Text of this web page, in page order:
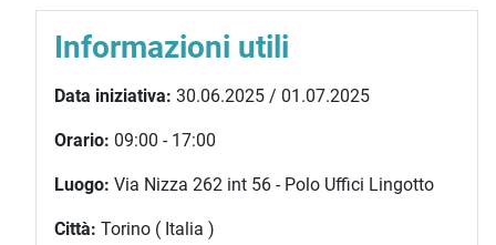
Informazioni utili
Data iniziativa: 30.06.2025 / 01.07.2025
Orario: 09:00 - 17:00
Luogo: Via Nizza 262 int 56 - Polo Uffici Lingotto
Città: Torino ( Italia )